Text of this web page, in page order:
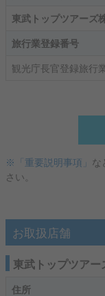
東武トップツアーズ
旅行業登録番号
観光庁長官登録旅行
※「重要説明事項」 な
さい。
お取扱店舗
東武トップツア
住所